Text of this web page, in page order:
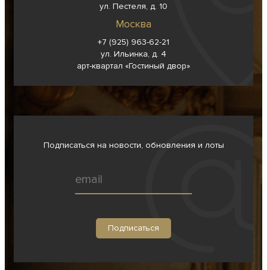
ул. Пестеля, д. 10
Москва
+7 (925) 963-62-21
ул. Ильинка, д. 4
арт-квартал «Гостиный двор»
Подписаться на новости, обновления и лоты